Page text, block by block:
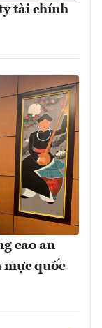
tài chính
cao an
mực quốc